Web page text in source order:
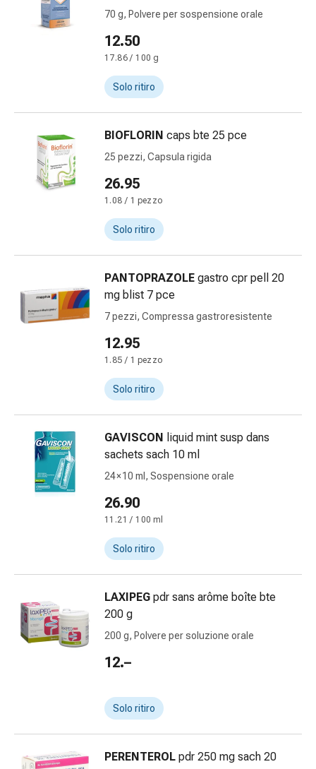
accessori
Medicazioni
medicazione
Ustioni
il
cambio
della
medicazione
adesive
Trattamento
delle
ferite
Spray
adesivi
chiusura
Unguento
per
il
tiraggio
Tamponi
occhi
Disturbi
70 g, Polvere per sospensione orale
12.50
17.86 / 100 g
Solo ritiro
BIOFLORIN caps bte 25 pce
25 pezzi, Capsula rigida
26.95
1.08 / 1 pezzo
Solo ritiro
PANTOPRAZOLE gastro cpr pell 20
mg blist 7 pce
7 pezzi, Compressa gastroresistente
12.95
1.85 / 1 pezzo
Solo ritiro
GAVISCON liquid mint susp dans
sachets sach 10 ml
24 × 10 ml, Sospensione orale
26.90
11.21 / 100 ml
Solo ritiro
LAXIPEG pdr sans arôme boîte bte
200 g
200 g, Polvere per soluzione orale
12.–
Solo ritiro
PERENTEROL pdr 250 mg sach 20